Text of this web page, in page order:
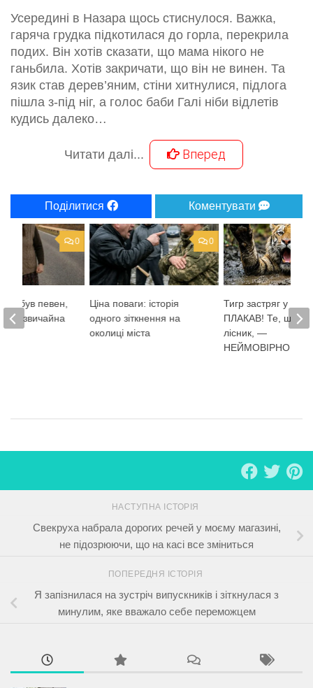
Усередині в Назара щось стиснулося. Важка,
гаряча грудка підкотилася до горла, перекрила
подих. Він хотів сказати, що мама нікого не
ганьбила. Хотів закричати, що він не винен. Та
язик став дерев’яним, стіни хитнулися, підлога
пішла з-під ніг, а голос баби Галі ніби відлетів
кудись далеко…
Читати далі... Вперед
Поділитися Коментувати
0
Ціна поваги: історія
одного зіткнення на
околиці міста
Тигр застряг у
ПЛАКАВ! Те, що
лісник, —
НЕЙМОВІРНО!…
0
був певен,
звичайна
НАСТУПНА ІСТОРІЯ
Свекруха набрала дорогих речей у моєму магазині,
не підозрюючи, що на касі все зміниться
ПОПЕРЕДНЯ ІСТОРІЯ
Я запізнилася на зустріч випускників і зіткнулася з
минулим, яке вважало себе переможцем